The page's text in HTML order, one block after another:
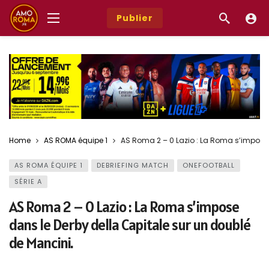
Publier
Home AS ROMA équipe 1 AS Roma 2 – 0 Lazio : La Roma
AS ROMA ÉQUIPE 1 DEBRIEFING MATCH
ONEFOOTBALL
SÉRIE A
AS Roma 2 – 0 Lazio : La Roma s’impose
dans le Derby della Capitale sur un doublé
de Mancini.